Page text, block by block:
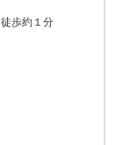
歩約１分